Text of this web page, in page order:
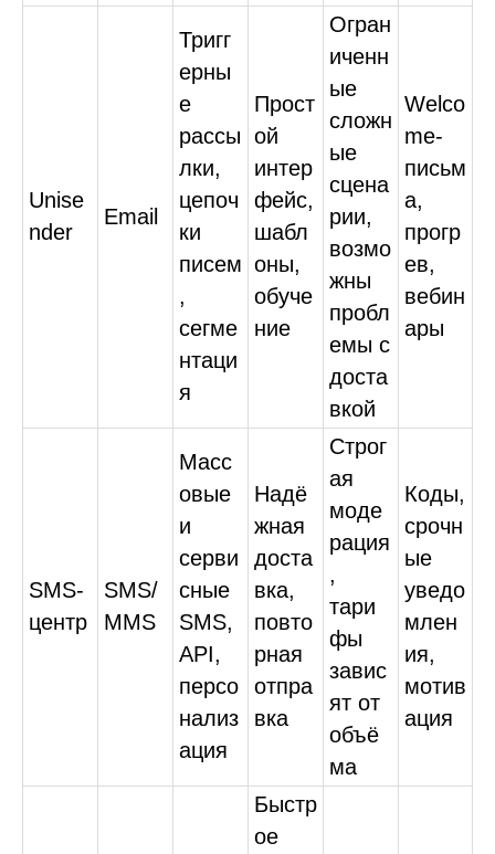
Unise
nder
Email
Тригг
ерны
е
рассы
лки,
цепоч
ки
писем
,
сегме
нтаци
я
Прост
ой
интер
фейс,
шабл
оны,
обуче
ние
Огран
иченн
ые
сложн
ые
сцена
рии,
возмо
жны
пробл
емы с
доста
вкой
Welco
me-
письм
а,
прогр
ев,
вебин
ары
SMS-
центр
SMS/
MMS
Масс
овые
и
серви
сные
SMS,
API,
персо
нализ
ация
Надё
жная
доста
вка,
повто
рная
отпра
вка
Строг
ая
моде
рация
,
тари
фы
завис
ят от
объё
ма
Коды,
срочн
ые
уведо
млен
ия,
мотив
ация
Быстр
ое